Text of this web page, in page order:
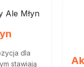
dla
stawiają